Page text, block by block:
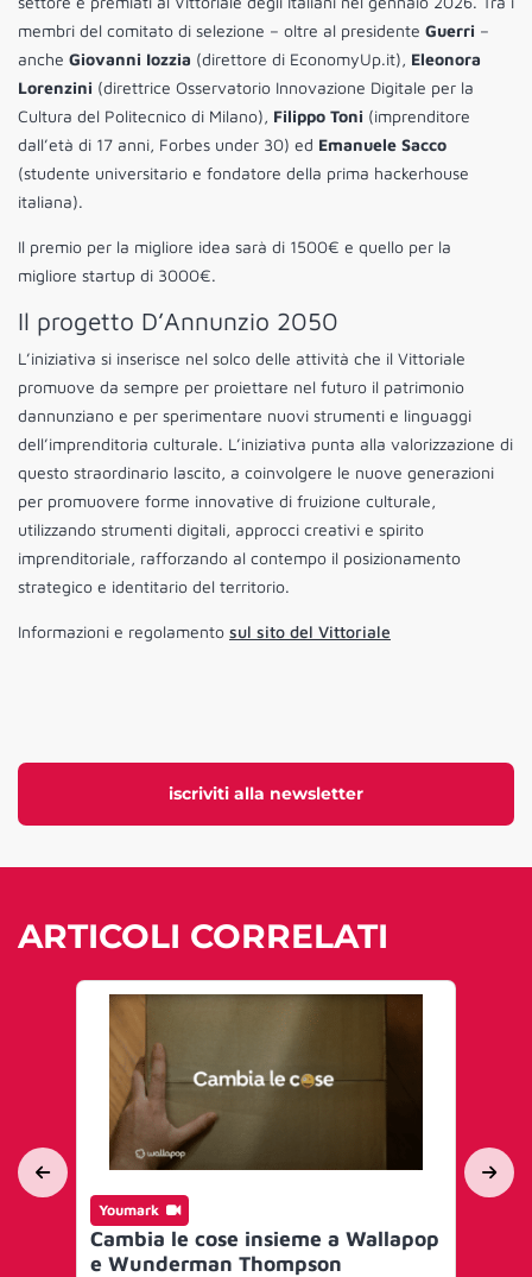
iscriviti alla newsletter
membri del comitato di selezione – oltre al presidente Guerri –
anche Giovanni Iozzia (direttore di EconomyUp.it), Eleonora
Lorenzini (direttrice Osservatorio Innovazione Digitale per la
Cultura del Politecnico di Milano), Filippo Toni (imprenditore
dall’età di 17 anni, Forbes under 30) ed Emanuele Sacco
(studente universitario e fondatore della prima hackerhouse
italiana).
Il premio per la migliore idea sarà di 1500€ e quello per la
migliore startup di 3000€.
Il progetto D’Annunzio 2050
L’iniziativa si inserisce nel solco delle attività che il Vittoriale
promuove da sempre per proiettare nel futuro il patrimonio
dannunziano e per sperimentare nuovi strumenti e linguaggi
dell’imprenditoria culturale. L’iniziativa punta alla valorizzazione di
questo straordinario lascito, a coinvolgere le nuove generazioni
per promuovere forme innovative di fruizione culturale,
utilizzando strumenti digitali, approcci creativi e spirito
imprenditoriale, rafforzando al contempo il posizionamento
strategico e identitario del territorio.
Informazioni e regolamento sul sito del Vittoriale
ARTICOLI CORRELATI
Youmark
Cambia le cose insieme a Wallapop
e Wunderman Thompson